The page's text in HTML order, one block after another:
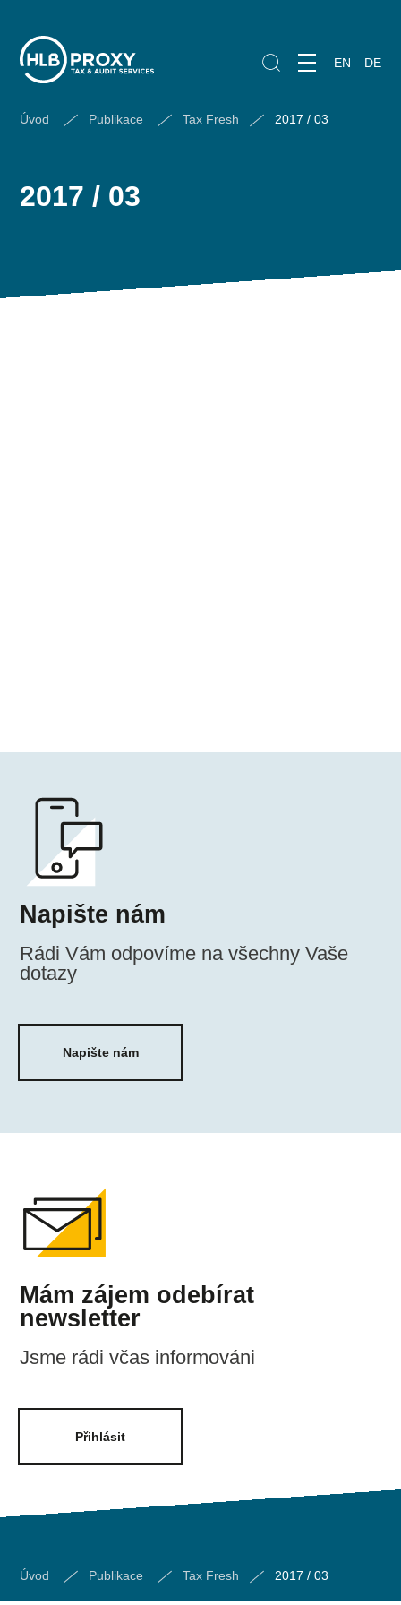
EN DE
Úvod Publikace Tax Fresh 2017 / 03
2017 / 03
Napište nám
Rádi Vám odpovíme na všechny Vaše
dotazy
Napište nám
Mám zájem odebírat
newsletter
Jsme rádi včas informováni
Přihlásit
Úvod Publikace Tax Fresh 2017 / 03